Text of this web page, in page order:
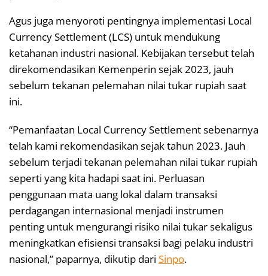
Agus juga menyoroti pentingnya implementasi Local
Currency Settlement (LCS) untuk mendukung
ketahanan industri nasional. Kebijakan tersebut telah
direkomendasikan Kemenperin sejak 2023, jauh
sebelum tekanan pelemahan nilai tukar rupiah saat
ini.
“Pemanfaatan Local Currency Settlement sebenarnya
telah kami rekomendasikan sejak tahun 2023. Jauh
sebelum terjadi tekanan pelemahan nilai tukar rupiah
seperti yang kita hadapi saat ini. Perluasan
penggunaan mata uang lokal dalam transaksi
perdagangan internasional menjadi instrumen
penting untuk mengurangi risiko nilai tukar sekaligus
meningkatkan efisiensi transaksi bagi pelaku industri
nasional,” paparnya, dikutip dari Sinpo.